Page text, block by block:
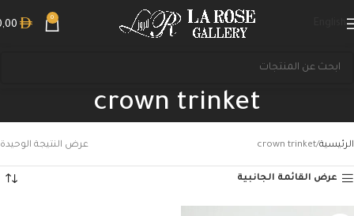
0
crown trinket
الرئيسية crown trinket عرض النتيجة الوحيدة
عرض القائمة الجانبية